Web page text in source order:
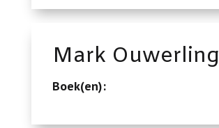
Mark Ouwerling
Boek(en):